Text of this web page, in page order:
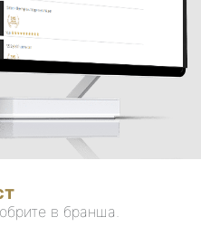
в бранша.